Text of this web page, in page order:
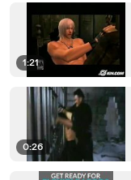
1:21
0:26